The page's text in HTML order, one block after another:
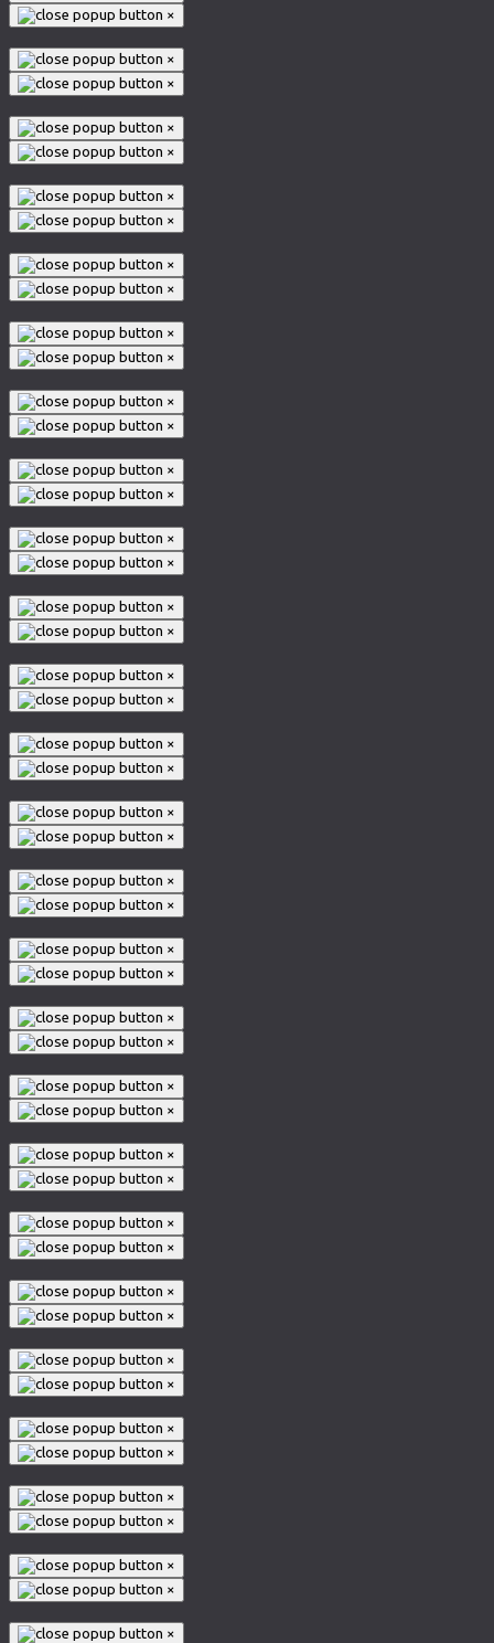
×
×
×
×
×
×
×
×
×
×
×
×
×
×
×
×
×
×
×
×
×
×
×
×
×
×
×
×
×
×
×
×
×
×
×
×
×
×
×
×
×
×
×
×
×
×
×
×